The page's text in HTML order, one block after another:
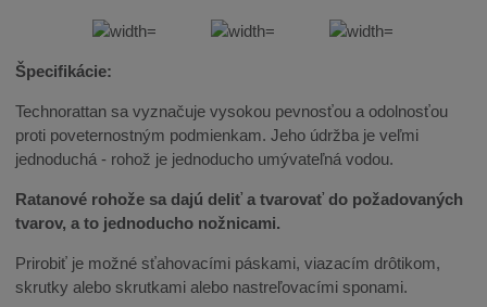
Špecifikácie:
Technorattan sa vyznačuje vysokou pevnosťou a odolnosťou
proti poveternostným podmienkam. Jeho údržba je veľmi
jednoduchá - rohož je jednoducho umývateľná vodou.
Ratanové rohože sa dajú deliť a tvarovať do požadovaných
tvarov, a to jednoducho nožnicami.
Prirobiť je možné sťahovacími páskami, viazacím drôtikom,
skrutky alebo skrutkami alebo nastreľovacími sponami.